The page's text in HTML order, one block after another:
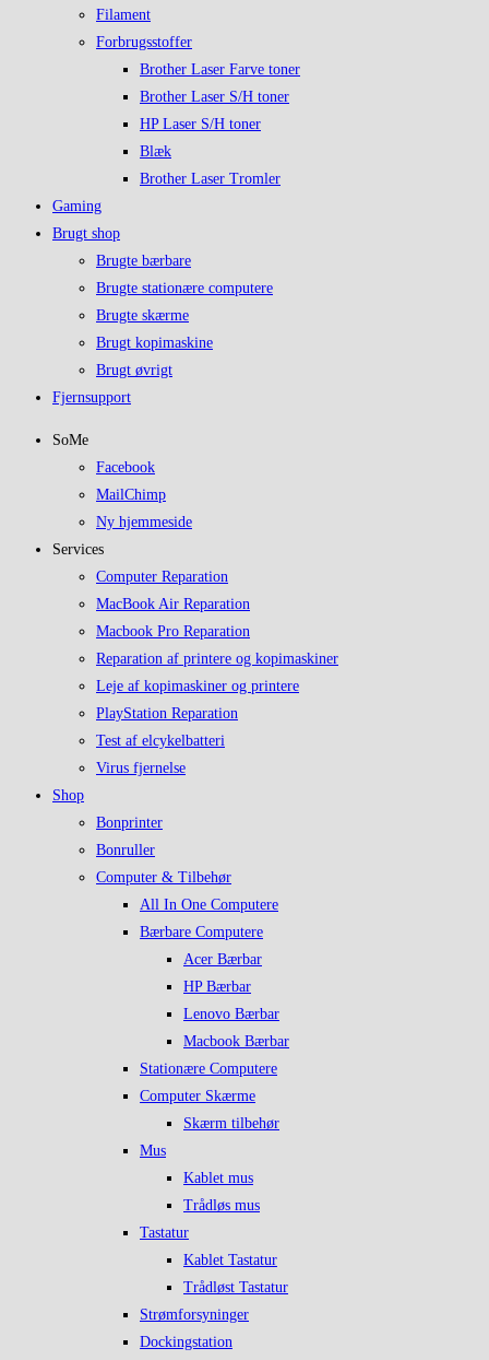
Filament
Forbrugsstoffer
Brother Laser Farve toner
Brother Laser S/H toner
HP Laser S/H toner
Blæk
Brother Laser Tromler
Gaming
Brugt shop
Brugte bærbare
Brugte stationære computere
Brugte skærme
Brugt kopimaskine
Brugt øvrigt
Fjernsupport
SoMe
Facebook
MailChimp
Ny hjemmeside
Services
Computer Reparation
MacBook Air Reparation
Macbook Pro Reparation
Reparation af printere og kopimaskiner
Leje af kopimaskiner og printere
PlayStation Reparation
Test af elcykelbatteri
Virus fjernelse
Shop
Bonprinter
Bonruller
Computer & Tilbehør
All In One Computere
Bærbare Computere
Acer Bærbar
HP Bærbar
Lenovo Bærbar
Macbook Bærbar
Stationære Computere
Computer Skærme
Skærm tilbehør
Mus
Kablet mus
Trådløs mus
Tastatur
Kablet Tastatur
Trådløst Tastatur
Strømforsyninger
Dockingstation